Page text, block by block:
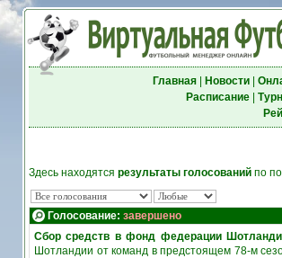
Главная| Новости|
Расписание|
Здесь находятся результаты голосований по
Голосование: завершено
Сбор средств в фонд федерации
Шотландии от команд в предстоящем 78-м